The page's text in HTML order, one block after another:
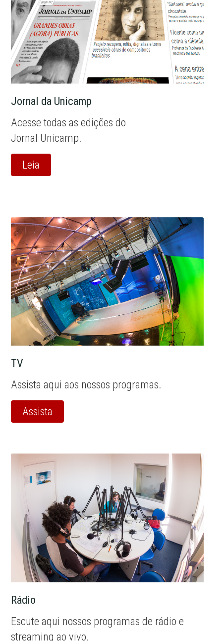
Jornal da Unicamp
Acesse todas as edições do
Jornal Unicamp.
Leia
TV
Assista aqui aos nossos programas.
Assista
Rádio
Escute aqui nossos programas de rádio e
streaming ao vivo.